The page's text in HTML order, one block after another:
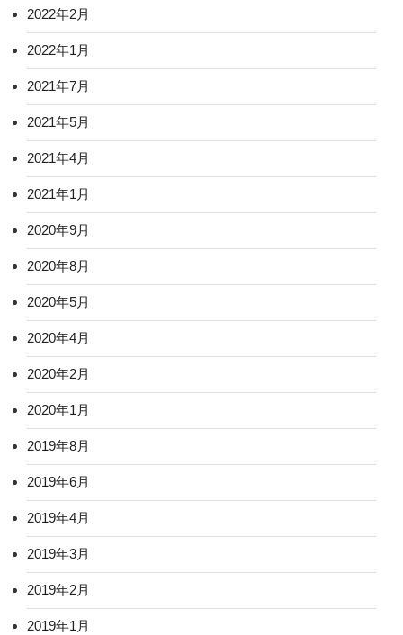
2022年2月
2022年1月
2021年7月
2021年5月
2021年4月
2021年1月
2020年9月
2020年8月
2020年5月
2020年4月
2020年2月
2020年1月
2019年8月
2019年6月
2019年4月
2019年3月
2019年2月
2019年1月